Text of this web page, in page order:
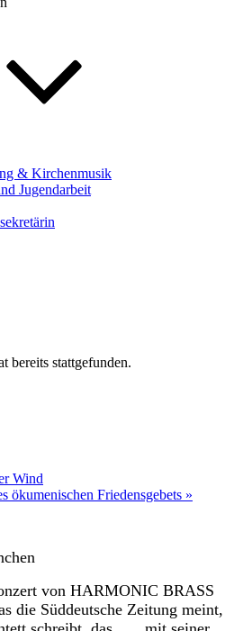
& Kirchenmusik
Jugendarbeit
bereits stattgefunden.
Wind
ökumenischen Friedensgebets »
von HARMONIC BRASS
die Süddeutsche Zeitung meint,